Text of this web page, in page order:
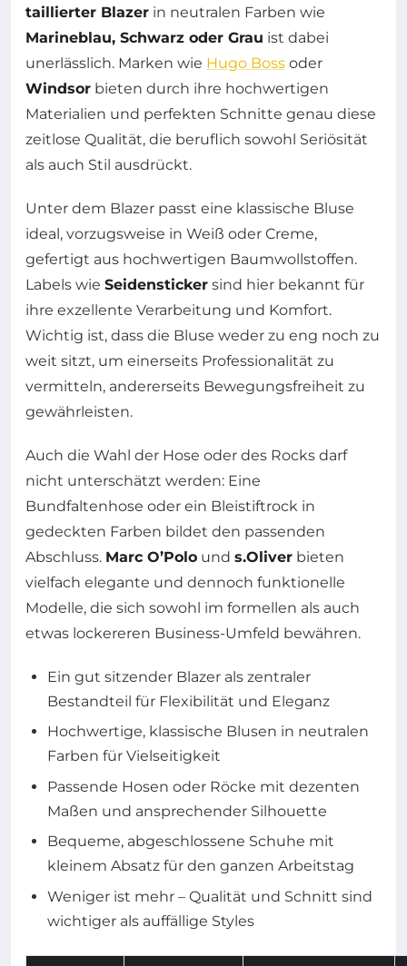
taillierter Blazer in neutralen Farben wie
Marineblau, Schwarz oder Grau ist dabei
unerlässlich. Marken wie Hugo Boss oder
Windsor bieten durch ihre hochwertigen
Materialien und perfekten Schnitte genau diese
zeitlose Qualität, die beruflich sowohl Seriösität
als auch Stil ausdrückt.
Unter dem Blazer passt eine klassische Bluse
ideal, vorzugsweise in Weiß oder Creme,
gefertigt aus hochwertigen Baumwollstoffen.
Labels wie Seidensticker sind hier bekannt für
ihre exzellente Verarbeitung und Komfort.
Wichtig ist, dass die Bluse weder zu eng noch zu
weit sitzt, um einerseits Professionalität zu
vermitteln, andererseits Bewegungsfreiheit zu
gewährleisten.
Auch die Wahl der Hose oder des Rocks darf
nicht unterschätzt werden: Eine
Bundfaltenhose oder ein Bleistiftrock in
gedeckten Farben bildet den passenden
Abschluss. Marc O’Polo und s.Oliver bieten
vielfach elegante und dennoch funktionelle
Modelle, die sich sowohl im formellen als auch
etwas lockereren Business-Umfeld bewähren.
Ein gut sitzender Blazer als zentraler
Bestandteil für Flexibilität und Eleganz
Hochwertige, klassische Blusen in neutralen
Farben für Vielseitigkeit
Passende Hosen oder Röcke mit dezenten
Maßen und ansprechender Silhouette
Bequeme, abgeschlossene Schuhe mit
kleinem Absatz für den ganzen Arbeitstag
Weniger ist mehr – Qualität und Schnitt sind
wichtiger als auffällige Styles